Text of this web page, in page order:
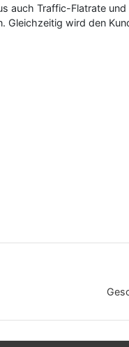
auch Traffic-Flatrate
wird den